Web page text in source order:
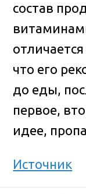
состав
что его
до еды,
первое,
идее,
Источник